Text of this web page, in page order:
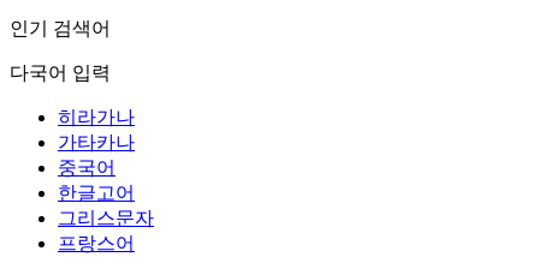
인기 검색어
다국어 입력
히라가나
가타카나
중국어
한글고어
그리스문자
프랑스어